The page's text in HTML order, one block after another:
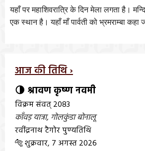
यहाँ पर महाशिवरात्रि के दिन मेला लगता है।
एक स्थान है। यहाँ माँ पार्वती को भ्रमराम्बा कहा
आज की तिथि ›
🌗 श्रावण कृष्ण नवमी
विक्रम संवत् 2083
काँवड़ यात्रा,गोलकुंडा बोनालू
रवींद्रनाथ टैगोर पुण्यतिथि
🐅 शुक्रवार, 7 अगस्त 2026